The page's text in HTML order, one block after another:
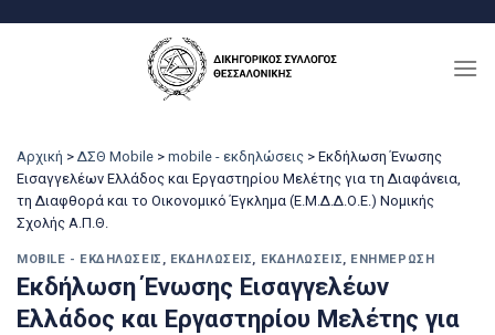
Αρχική > ΔΣΘ Mobile > mobile - εκδηλώσεις > Εκδήλωση Ένωσης
Εισαγγελέων Ελλάδος και Εργαστηρίου Μελέτης για τη Διαφάνεια,
τη Διαφθορά και το Οικονομικό Έγκλημα (Ε.Μ.Δ.Δ.Ο.Ε.) Νομικής
Σχολής Α.Π.Θ.
MOBILE - ΕΚΔΗΛΏΣΕΙΣ , ΕΚΔΗΛΏΣΕΙΣ, ΕΚΔΗΛΏΣΕΙΣ, ΕΝΗΜΈΡΩΣΗ
Εκδήλωση Ένωσης Εισαγγελέων
Ελλάδος και Εργαστηρίου Μελέτης για